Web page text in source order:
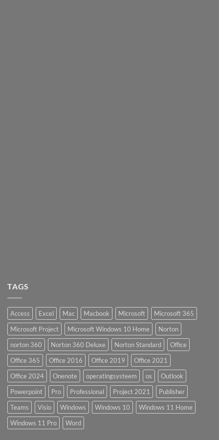
TAGS
Access Excel Mac Macbook Microsoft
Microsoft 365
Microsoft Project
Microsoft Windows 10 Home
Norton
norton 360
Norton 360 Deluxe Norton Standard
Office
Office 365
Office 2016 Office 2019
Office 2021
Office 2024
Onenote operatingsysteem os
Outlook
Powerpoint
Pro Professional Project 2021
Publisher
Teams
Visio Windows Windows 10
Windows 11 Home
Windows 11 Pro
Word